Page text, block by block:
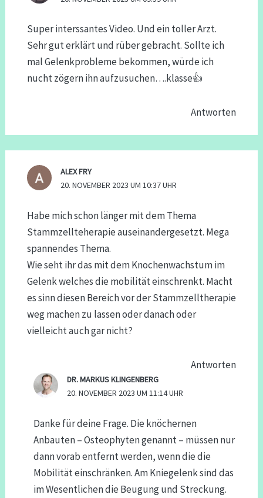
Super interssantes Video. Und ein toller Arzt.
Sehr gut erklärt und rüber gebracht. Sollte ich
mal Gelenkprobleme bekommen, würde ich
nucht zögern ihn aufzusuchen….klasse👍
Antworten
ALEX FRY
20. NOVEMBER 2023 UM 10:37 UHR
Habe mich schon länger mit dem Thema
Stammzellteherapie auseinandergesetzt. Mega
spannendes Thema.
Wie seht ihr das mit dem Knochenwachstum im
Gelenk welches die mobilität einschrenkt. Macht
es sinn diesen Bereich vor der Stammzelltherapie
weg machen zu lassen oder danach oder
vielleicht auch gar nicht?
Antworten
DR. MARKUS KLINGENBERG
20. NOVEMBER 2023 UM 11:14 UHR
Danke für deine Frage. Die knöchernen
Anbauten – Osteophyten genannt – müssen nur
dann vorab entfernt werden, wenn die die
Mobilität einschränken. Am Kniegelenk sind das
im Wesentlichen die Beugung und Streckung.